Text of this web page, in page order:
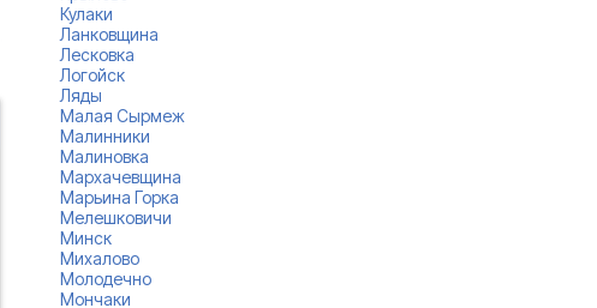
Кулаки
Ланковщина
Лесковка
Логойск
Ляды
Малая Сырмеж
Малинники
Малиновка
Мархачевщина
Марьина Горка
Мелешковичи
Минск
Михалово
Молодечно
Мончаки